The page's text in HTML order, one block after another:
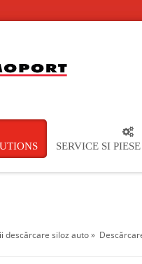
SERVICE SI
descărcare siloz auto»